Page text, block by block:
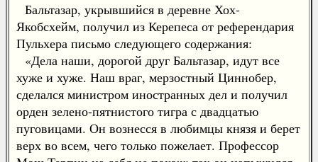
Бальтазар, укрывшийся в деревне Хох-
Якобсхейм, получил из Керепеса от референдария
Пульхера письмо следующего содержания:
«Дела наши, дорогой друг Бальтазар, идут все
хуже и хуже. Наш враг, мерзостный Циннобер,
сделался министром иностранных дел и получил
орден зелено-пятнистого тигра с двадцатью
пуговицами. Он вознесся в любимцы князя и берет
верх во всем, чего только пожелает. Профессор